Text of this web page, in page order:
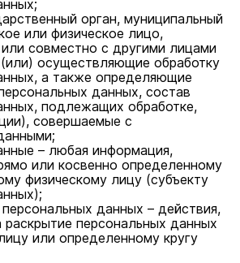
орган, муниципальный
или физическое лицо,
совместно с другими лицами
осуществляющие обработку
а также определяющие
данных, состав
подлежащих обработке,
совершаемые с
– любая информация,
или косвенно определенному
физическому лицу (субъекту
данных – действия,
раскрытие персональных данных
или определенному кругу